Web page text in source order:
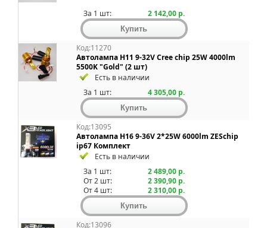
За 1 шт: 2 142,00 р.
Код:11270
Автолампа H11 9-32V Cree chip 25W 4000lm
5500K "Gold" (2 шт)
Есть в наличии
За 1 шт:
4 305,00 р.
Код:13095
Автолампа H16 9-36V 2*25W 6000lm ZESchip
ip67 Комплект
Есть в наличии
За 1 шт:
2 489,00 р.
От 2 шт:
2 390,90 р.
От 4 шт:
2 310,00 р.
Код:13096